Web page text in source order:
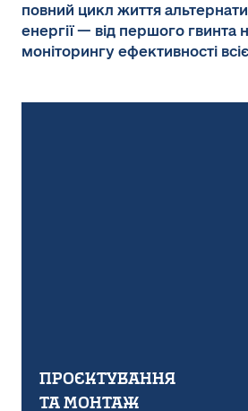
повний цикл життя
енергії — від першого гвинта
моніторингу ефективності
ПРОЄКТУВАННЯ
ТА МОНТАЖ